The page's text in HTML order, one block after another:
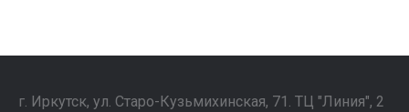
г. Иркутск, ул. ​Старо-Кузьмихинская, 71. ТЦ "Линия", 2